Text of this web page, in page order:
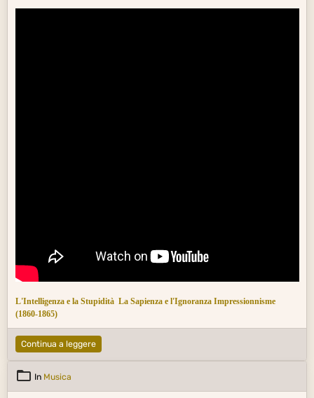
L'Intelligenza e la Stupidità La Sapienza e l'Ignoranza Impressionnisme
(1860-1865)
Continua a leggere
In Musica